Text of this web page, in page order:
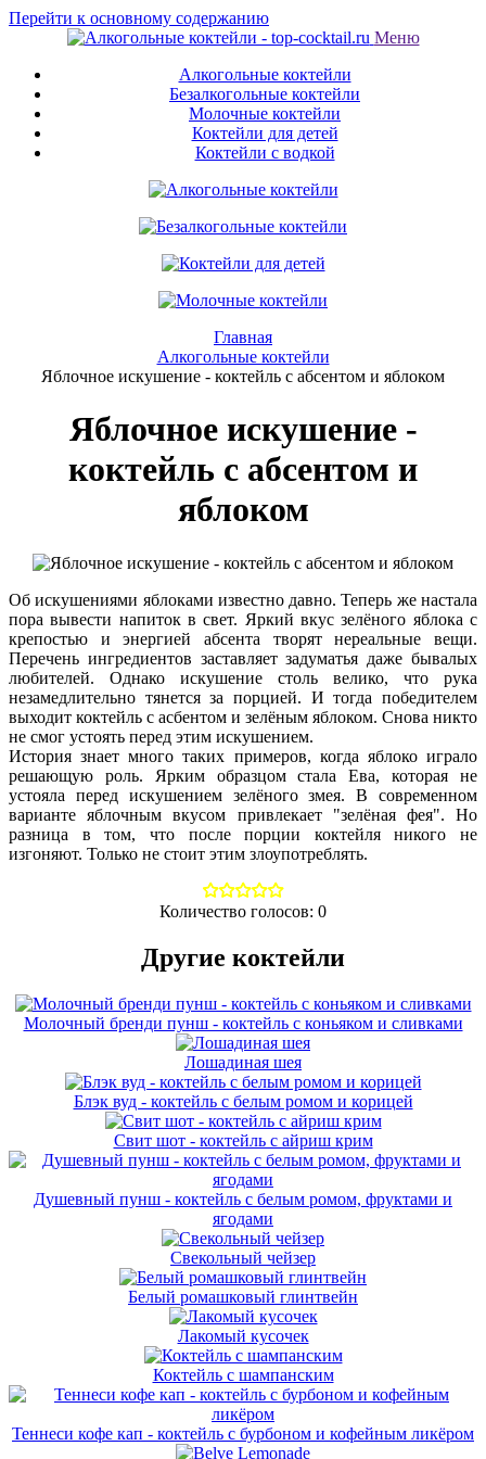
Перейти к основному содержанию
Меню
Алкогольные коктейли
Безалкогольные коктейли
Молочные коктейли
Коктейли для детей
Коктейли с водкой
Главная
Алкогольные коктейли
Яблочное искушение - коктейль с абсентом и яблоком
Яблочное искушение -
коктейль с абсентом и
яблоком
Об искушениями яблоками известно давно. Теперь же настала
пора вывести напиток в свет. Яркий вкус зелёного яблока с
крепостью и энергией абсента творят нереальные вещи.
Перечень ингредиентов заставляет задуматья даже бывалых
любителей. Однако искушение столь велико, что рука
незамедлительно тянется за порцией. И тогда победителем
выходит коктейль с асбентом и зелёным яблоком. Снова никто
не смог устоять перед этим искушением.
История знает много таких примеров, когда яблоко играло
решающую роль. Ярким образцом стала Ева, которая не
устояла перед искушением зелёного змея. В современном
варианте яблочным вкусом привлекает "зелёная фея". Но
разница в том, что после порции коктейля никого не
изгоняют. Только не стоит этим злоупотреблять.
Количество голосов: 0
Другие коктейли
Молочный бренди пунш - коктейль с коньяком и сливками
Лошадиная шея
Блэк вуд - коктейль с белым ромом и корицей
Свит шот - коктейль с айриш крим
Душевный пунш - коктейль с белым ромом, фруктами и
ягодами
Свекольный чейзер
Белый ромашковый глинтвейн
Лакомый кусочек
Коктейль с шампанским
Теннеси кофе кап - коктейль с бурбоном и кофейным ликёром